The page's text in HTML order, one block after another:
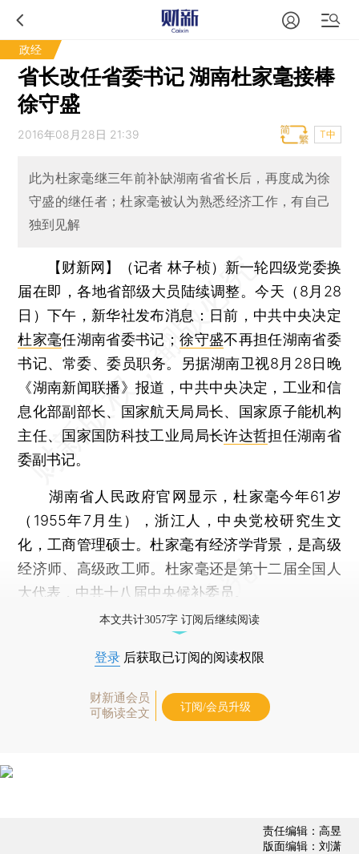
政经
省长改任省委书记 湖南杜家毫接棒
徐守盛
2016年08月28日 21:39 T中
此为杜家毫继三年前补缺湖南省省长后，再度成为徐
守盛的继任者；杜家毫被认为熟悉经济工作，有自己
独到见解
【财新网】（记者 林子桢） 新一轮四级党委换
届在即，各地省部级大员陆续调整。今天（8月28
日）下午，新华社发布消息：日前，中共中央决定
杜家毫任湖南省委书记； 徐守盛不再担任湖南省委
书记、常委、委员职务。另据湖南卫视8月28日晚
《湖南新闻联播》报道，中共中央决定，工业和信
息化部副部长、国家航天局局长、国家原子能机构
主任、国家国防科技工业局局长许达哲担任湖南省
委副书记。
湖南省人民政府官网显示，杜家毫今年61岁
（1955年7月生），浙江人，中央党校研究生文
化，工商管理硕士。杜家毫有经济学背景，是高级
经济师、高级政工师。杜家毫还是第十二届全国人
大代表，中共十八届中央候补委员。
本文共计3057字 订阅后继续阅读
登录 后获取已订阅的阅读权限
财新通会员
可畅读全文
订阅/会员升级
责任编辑：高昱
版面编辑：刘潇